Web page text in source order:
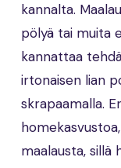
kannalta.
pölyä tai muita
kannattaa
irtonaisen lian
skrapaamalla.
maalausta, sillä